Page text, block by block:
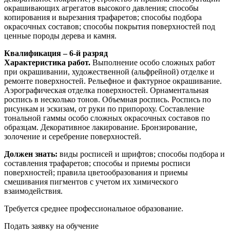
окрашивающих агрегатов высокого давления; способы
копирования и вырезания трафаретов; способы подбора
окрасочных составов; способы покрытия поверхностей под
ценные породы дерева и камня.
Квалификация – 6-й разряд
Характеристика работ. Выполнение особо сложных работ
при окрашивании, художественной (альфрейной) отделке и
ремонте поверхностей. Рельефное и фактурное окрашивание.
Аэрографическая отделка поверхностей. Орнаментальная
роспись в несколько тонов. Объемная роспись. Роспись по
рисункам и эскизам, от руки по припороху. Составление
тональной гаммы особо сложных окрасочных составов по
образцам. Декоративное лакирование. Бронзирование,
золочение и серебрение поверхностей.
Должен знать: виды росписей и шрифтов; способы подбора и
составления трафаретов; способы и приемы росписи
поверхностей; правила цветообразования и приемы
смешивания пигментов с учетом их химического
взаимодействия.
Требуется среднее профессиональное образование.
Подать заявку на обучение